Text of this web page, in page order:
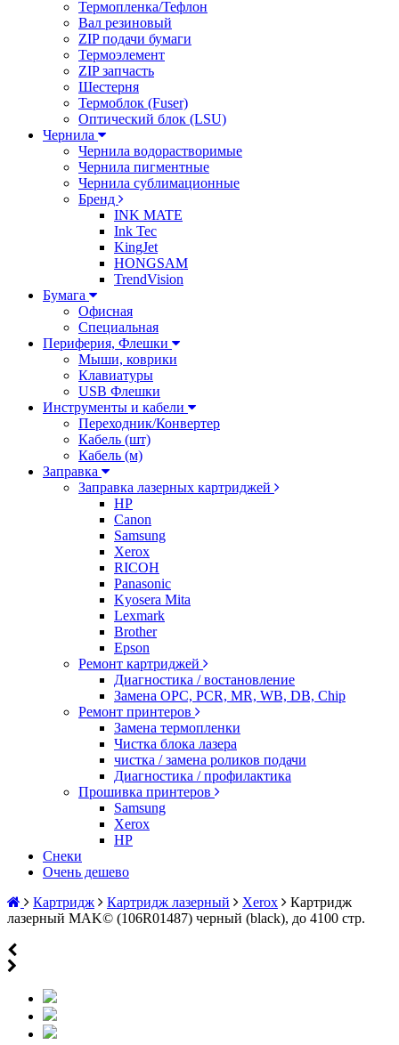
Термопленка/Тефлон
Вал резиновый
ZIP подачи бумаги
Термоэлемент
ZIP запчасть
Шестерня
Термоблок (Fuser)
Оптический блок (LSU)
Чернила
Чернила водорастворимые
Чернила пигментные
Чернила сублимационные
Бренд
INK MATE
Ink Tec
KingJet
HONGSAM
TrendVision
Бумага
Офисная
Специальная
Периферия, Флешки
Мыши, коврики
Клавиатуры
USB Флешки
Инструменты и кабели
Переходник/Конвертер
Кабель (шт)
Кабель (м)
Заправка
Заправка лазерных картриджей
HP
Canon
Samsung
Xerox
RICOH
Panasonic
Kyosera Mita
Lexmark
Brother
Epson
Ремонт картриджей
Диагностика / востановление
Замена OPC, PCR, MR, WB, DB, Chip
Ремонт принтеров
Замена термопленки
Чистка блока лазера
чистка / замена роликов подачи
Диагностика / профилактика
Прошивка принтеров
Samsung
Xerox
HP
Снеки
Очень дешево
Картридж
Картридж лазерный Xerox
Картридж
лазерный MAK© (106R01487) черный (black), до 4100 стр.